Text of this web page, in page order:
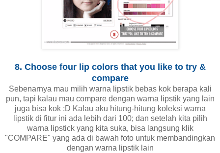
8. Choose four lip colors that you like to try &
compare
Sebenarnya mau milih warna lipstik bebas kok berapa kali
pun, tapi kalau mau compare dengan warna lipstik yang lain
juga bisa kok :D Kalau aku hitung-hitung koleksi warna
lipstik di fitur ini ada lebih dari 100; dan setelah kita pilih
warna lipstick yang kita suka, bisa langsung klik
"COMPARE" yang ada di bawah foto untuk membandingkan
dengan warna lipstik lain